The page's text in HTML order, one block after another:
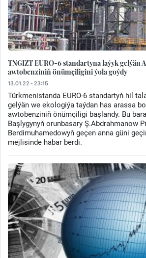
TNGIZT EURO-6 standartyna laýyk gelýän
awtobenziniň önümçiligini ýola goýdy
13.01.22 - 23:15
Türkmenistanda EURO-6 standartyň hil
gelýän we ekologiýa taýdan has arassa
awtobenziniň önümçiligi başlandy. Bu
Başlygynyň orunbasary Ş.Abdrahmanow
Berdimuhamedowyň geçen anna güni
mejlisinde habar berdi.